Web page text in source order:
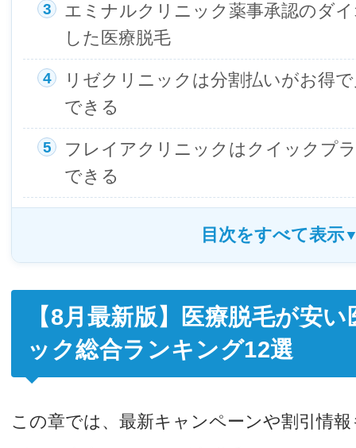
エミナルクリニック薬事承認のダ
した医療脱毛
リゼクリニックは分割払いがお得
できる
フレイアクリニックはクイックプ
できる
【8月最新版】医療脱毛が安
ック総合ランキング12選
この章では、最新キャンペーンや割引情